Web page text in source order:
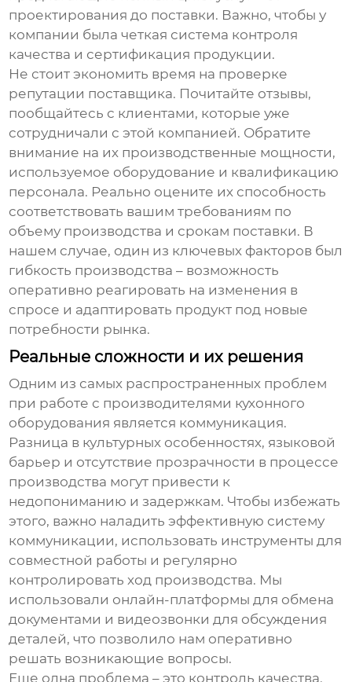
проектирования до поставки. Важно, чтобы у
компании была четкая система контроля
качества и сертификация продукции.
Не стоит экономить время на проверке
репутации поставщика. Почитайте отзывы,
пообщайтесь с клиентами, которые уже
сотрудничали с этой компанией. Обратите
внимание на их производственные мощности,
используемое оборудование и квалификацию
персонала. Реально оцените их способность
соответствовать вашим требованиям по
объему производства и срокам поставки. В
нашем случае, один из ключевых факторов был
гибкость производства – возможность
оперативно реагировать на изменения в
спросе и адаптировать продукт под новые
потребности рынка.
Реальные сложности и их решения
Одним из самых распространенных проблем
при работе с производителями кухонного
оборудования является коммуникация.
Разница в культурных особенностях, языковой
барьер и отсутствие прозрачности в процессе
производства могут привести к
недопониманию и задержкам. Чтобы избежать
этого, важно наладить эффективную систему
коммуникации, использовать инструменты для
совместной работы и регулярно
контролировать ход производства. Мы
использовали онлайн-платформы для обмена
документами и видеозвонки для обсуждения
деталей, что позволило нам оперативно
решать возникающие вопросы.
Еще одна проблема – это контроль качества.